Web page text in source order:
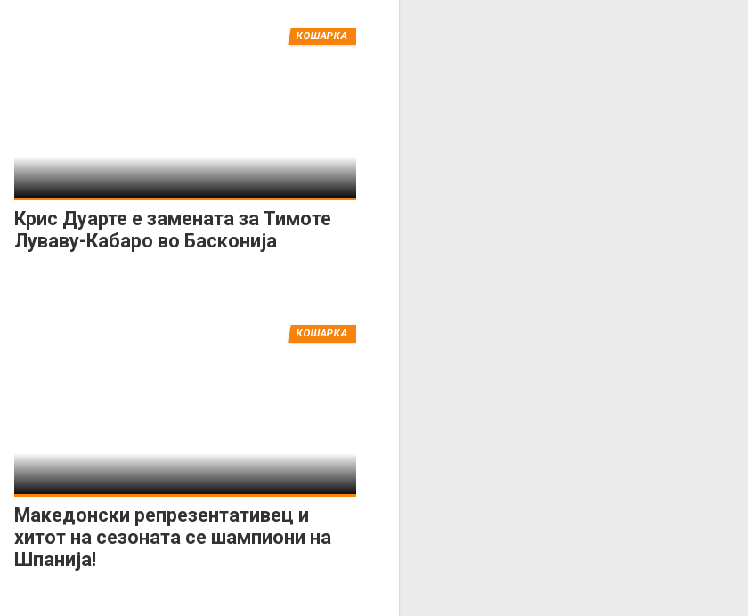
Крис Дуарте е замената за Тимоте
Луваву-Кабаро во Басконија
КОШАРКА
Македонски репрезентативец и
хитот на сезоната се шампиони на
Шпанија!
КОШАРКА